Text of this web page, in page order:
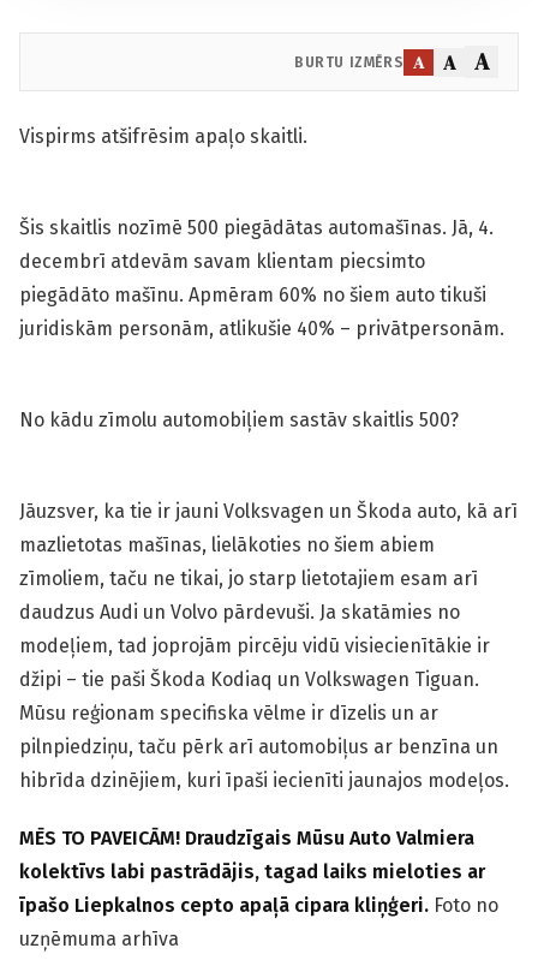
BURTU IZMĒRS A A A
Vispirms atšifrēsim apaļo skaitli.
Šis skaitlis nozīmē 500 piegādātas automašīnas. Jā, 4.
decembrī atdevām savam klientam piecsimto
piegādāto mašīnu. Apmēram 60% no šiem auto tikuši
juridiskām personām, atlikušie 40% – privātpersonām.
No kādu zīmolu automobiļiem sastāv skaitlis 500?
Jāuzsver, ka tie ir jauni Volks­vagen un Škoda auto, kā arī
mazlietotas mašīnas, lielākoties no šiem abiem
zīmoliem, taču ne tikai, jo starp lietotajiem esam arī
daudzus Audi un Volvo pārdevuši. Ja skatāmies no
modeļiem, tad joprojām pircēju vidū visiecienītākie ir
džipi – tie paši Škoda Kodiaq un Volks­wagen Tiguan.
Mūsu reģionam specifiska vēlme ir dīzelis un ar
pilnpiedziņu, taču pērk arī automobiļus ar benzīna un
hibrīda dzinējiem, kuri īpaši iecienīti jaunajos modeļos.
MĒS TO PAVEICĀM! Draudzīgais Mūsu Auto Valmiera
kolektīvs labi pastrādājis, tagad laiks mieloties ar
īpašo Liepkalnos cepto apaļā cipara kliņģeri. Foto no
uzņēmuma arhīva